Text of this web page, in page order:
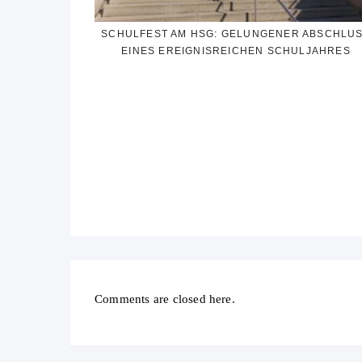
SCHULFEST AM HSG: GELUNGENER
EINES EREIGNISREICHEN SCHULJAHRES
Comments are closed here.